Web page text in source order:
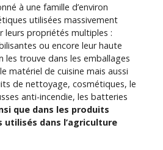
à une famille d’environ
utilisées massivement
leurs propriétés multiples :
ou encore leur haute
les trouve dans les emballages
matériel de cuisine mais aussi
de nettoyage, cosmétiques, le
anti-incendie, les batteries
que dans les produits
dans l’agriculture